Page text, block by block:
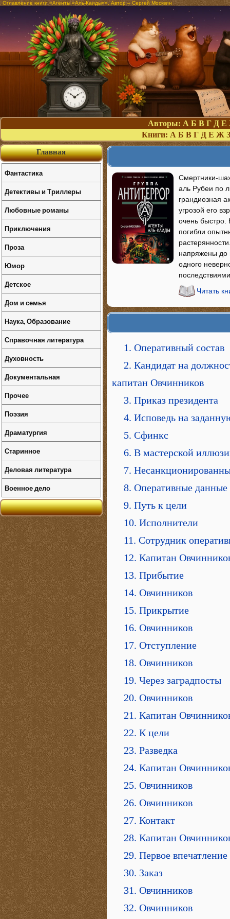
Оглавление книги «Агенты «Аль-Каиды»». Автор – Сергей Москвин
Авторы: А Б В Г Д Е
Книги: А Б В Г Д Е Ж З
Смертники-
аль Рубеи по
грандиозная
угрозой его
очень быстро.
погибли
напряжены до
одного
Читать
1. Оперативный состав
2. Кандидат на
капитан Овчинников
3. Приказ президента
4. Исповедь на
5. Сфинкс
6. В мастерской
7.
8. Оперативные данные
9. Путь к цели
10. Исполнители
11. Сотрудник
12. Капитан
13. Прибытие
14. Овчинников
15. Прикрытие
16. Овчинников
17. Отступление
18. Овчинников
19. Через заградпосты
20. Овчинников
21. Капитан
22. К цели
23. Разведка
24. Капитан
25. Овчинников
26. Овчинников
27. Контакт
28. Капитан
29. Первое впечатление
30. Заказ
31. Овчинников
32. Овчинников
Главная
Фантастика
Детективы и Триллеры
Любовные романы
Приключения
Проза
Юмор
Детское
Дом и семья
Наука, Образование
Справочная литература
Духовность
Документальная
Прочее
Поэзия
Драматургия
Старинное
Деловая литература
Военное дело